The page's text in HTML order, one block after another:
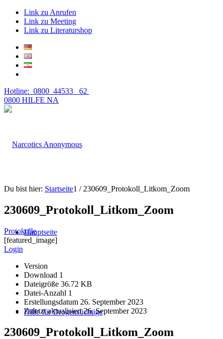
Link zu Anrufen
Link zu Meeting
Link zu Literaturshop
Hotline: 0800 44533 62
0800 HILFE NA
Hauptseite
Hilfe für Drogensüchtige
Du bist hier: Startseite1 / 230609_Protokoll_Litkom_Zoom
230609_Protokoll_Litkom_Zoom
Protokolle
[featured_image]
Login
Version
Download 1
Dateigröße 36.72 KB
Datei-Anzahl 1
Erstellungsdatum 26. September 2023
Zuletzt aktualisiert26. September 2023
230609_Protokoll_Litkom_Zoom